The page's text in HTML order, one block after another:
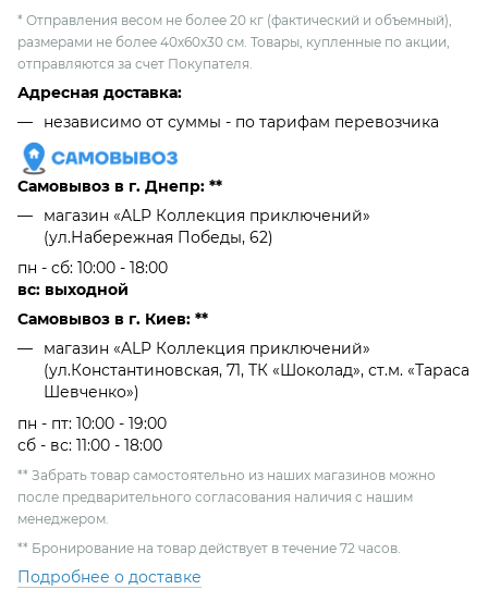
* Отправления весом не более 20 кг (фактический и объемный),
размерами не более 40х60х30 см. Товары, купленные по акции,
отправляются за счет Покупателя.
Адресная доставка:
независимо от cуммы - по тарифам перевозчика
Самовывоз в г. Днепр: **
магазин «ALP Коллекция приключений»
(ул.Набережная Победы, 62)
пн - сб: 10:00 - 18:00
вс: выходной
Самовывоз в г. Киев: **
магазин «ALP Коллекция приключений»
(ул.Константиновская, 71, ТК «Шоколад», ст.м. «Тараса
Шевченко»)
пн - пт: 10:00 - 19:00
сб - вс: 11:00 - 18:00
** Забрать товар самостоятельно из наших магазинов можно
после предварительного согласования наличия с нашим
менеджером.
** Бронирование на товар действует в течение 72 часов.
Подробнее о доставке